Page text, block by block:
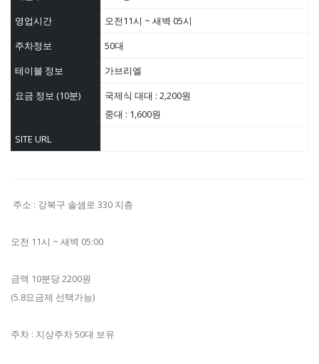
영업시간
오전11시 ~ 새벽 05시
주차정보
50대
테이블 정보
가브리엘
요금 정보 (10분)
국제식 대대 : 2,200원
중대 : 1,600원
SITE URL
주소 : 강북구 솔샘로 330 지층
오전 11시 ~ 새벽 05:00
금액 10분당 2200원
(5.8요금제 선택가능)
주차 : 지상주차 50대 보유